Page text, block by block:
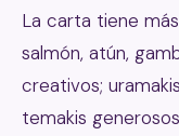
La carta tiene
salmón, atún,
creativos;
temakis